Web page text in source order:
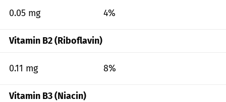
0.05 mg 4%
Vitamin B2 (Riboflavin)
0.11 mg 8%
Vitamin B3 (Niacin)